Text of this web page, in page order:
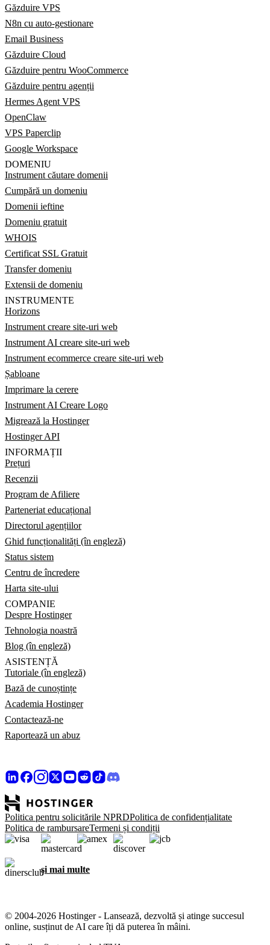
Găzduire VPS
N8n cu auto-gestionare
Email Business
Găzduire Cloud
Găzduire pentru WooCommerce
Găzduire pentru agenții
Hermes Agent VPS
OpenClaw
VPS Paperclip
Google Workspace
DOMENIU
Instrument căutare domenii
Cumpără un domeniu
Domenii ieftine
Domeniu gratuit
WHOIS
Certificat SSL Gratuit
Transfer domeniu
Extensii de domeniu
INSTRUMENTE
Horizons
Instrument creare site-uri web
Instrument AI creare site-uri web
Instrument ecommerce creare site-uri web
Șabloane
Imprimare la cerere
Instrument AI Creare Logo
Migrează la Hostinger
Hostinger API
INFORMAȚII
Prețuri
Recenzii
Program de Afiliere
Parteneriat educațional
Directorul agențiilor
Ghid funcționalități (în engleză)
Status sistem
Centru de încredere
Harta site-ului
COMPANIE
Despre Hostinger
Tehnologia noastră
Blog (în engleză)
ASISTENȚĂ
Tutoriale (în engleză)
Bază de cunoștințe
Academia Hostinger
Contactează-ne
Raportează un abuz
Politica pentru solicitările NPRDPolitica de confidențialitate
Politica de rambursareTermeni și condiții
și mai multe
© 2004-2026 Hostinger - Lansează, dezvoltă și atinge succesul
online, susținut de AI care îți dă puterea în mâini.